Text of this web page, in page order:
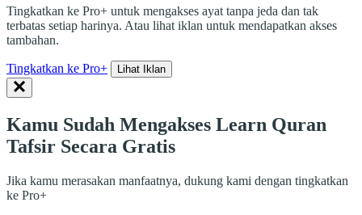
Tingkatkan ke Pro+ untuk mengakses ayat tanpa jeda dan tak
terbatas setiap harinya. Atau lihat iklan untuk mendapatkan akses
tambahan.
Tingkatkan ke Pro+ Lihat Iklan
Kamu Sudah Mengakses Learn Quran
Tafsir Secara Gratis
Jika kamu merasakan manfaatnya, dukung kami dengan tingkatkan
ke Pro+